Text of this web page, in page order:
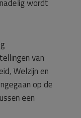
wordt
van
Welzijn en
op de
een